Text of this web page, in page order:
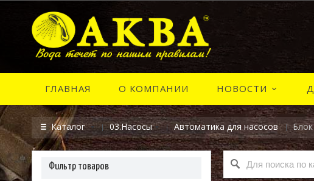
ГЛАВНАЯ О КОМПАНИИ НОВОСТИ
Каталог 03.Насосы Автоматика для насосов
Фильтр товаров